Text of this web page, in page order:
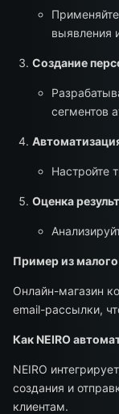
выявления
Создание
сегментов
Настройте
Оценка
Пример из малого
Онлайн-магазин
email-рассылки,
Как NEIRO
NEIRO
создания и
клиентам.